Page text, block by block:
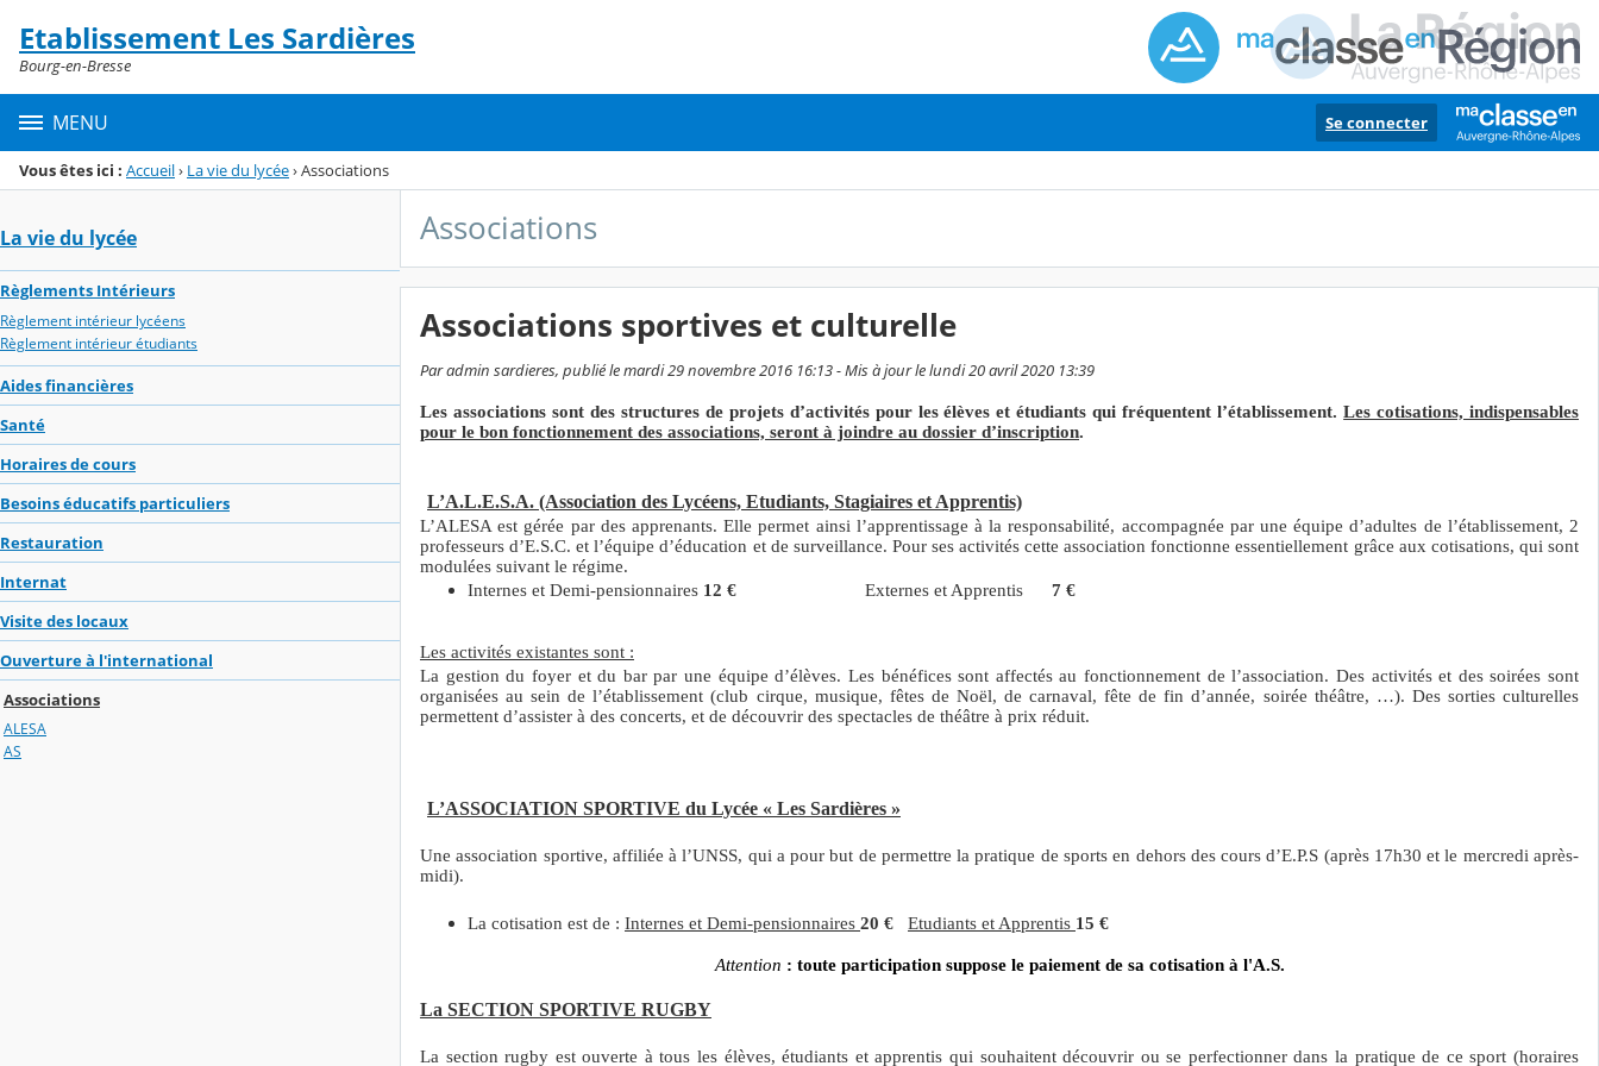
Menu de la rubrique
Contenu
Etablissement Les Sardières
Bourg-en-Bresse
MENU Se connecter
Vous êtes ici : Accueil› La vie du lycée›Associations
La vie du lycée
Règlements Intérieurs
Règlement intérieur lycéens
Règlement intérieur étudiants
Aides financières
Santé
Horaires de cours
Besoins éducatifs particuliers
Restauration
Internat
Visite des locaux
Ouverture à l'international
Associations
ALESA
AS
Associations
Associations sportives et culturelle
Par admin sardieres, publié le mardi 29 novembre 2016 16:13 - Mis à jour le lundi 20 avril 2020 13:39
Les associations sont des structures de projets d’activités pour les élèves et étudiants qui fréquentent l’établissement.Les cotisations, indispensables
pour le bon fonctionnement des associations, seront à joindre au dossier d’inscription.
L’A.L.E.S.A. (Association des Lycéens, Etudiants, Stagiaires et Apprentis)
L’ALESA est gérée par des apprenants. Elle permet ainsi l’apprentissage à la responsabilité, accompagnée par une équipe d’adultes de l’établissement, 2
professeurs d’E.S.C. et l’équipe d’éducation et de surveillance. Pour ses activités cette association fonctionne essentiellement grâce aux cotisations, qui sont
modulées suivant le régime.
Internes et Demi-pensionnaires 12 € Externes et Apprentis 7 €
Les activités existantes sont :
La gestion du foyer et du bar par une équipe d’élèves. Les bénéfices sont affectés au fonctionnement de l’association. Des activités et des soirées sont
organisées au sein de l’établissement (club cirque, musique, fêtes de Noël, de carnaval, fête de fin d’année, soirée théâtre, …). Des sorties culturelles
permettent d’assister à des concerts, et de découvrir des spectacles de théâtre à prix réduit.
L’ASSOCIATION SPORTIVE du Lycée « Les Sardières »
Une association sportive, affiliée à l’UNSS, qui a pour but de permettre la pratique de sports en dehors des cours d’E.P.S (après 17h30 et le mercredi après-
midi).
La cotisation est de : Internes et Demi-pensionnaires 20 € Etudiants et Apprentis 15 €
Attention : toute participation suppose le paiement de sa cotisation à l'A.S.
La SECTION SPORTIVE RUGBY
La section rugby est ouverte à tous les élèves, étudiants et apprentis qui souhaitent découvrir ou se perfectionner dans la pratique de ce sport (horaires